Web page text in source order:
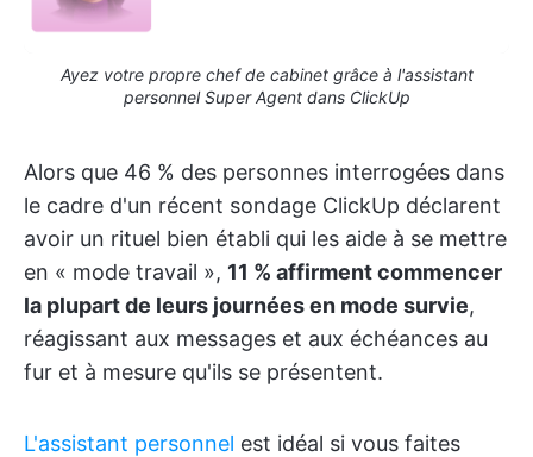
Ayez votre propre chef de cabinet grâce à l'assistant
personnel Super Agent dans ClickUp
Alors que 46 % des personnes interrogées dans
le cadre d'un récent sondage ClickUp déclarent
avoir un rituel bien établi qui les aide à se mettre
en « mode travail », 11 % affirment commencer
la plupart de leurs journées en mode survie,
réagissant aux messages et aux échéances au
fur et à mesure qu'ils se présentent.
L'assistant personnel est idéal si vous faites